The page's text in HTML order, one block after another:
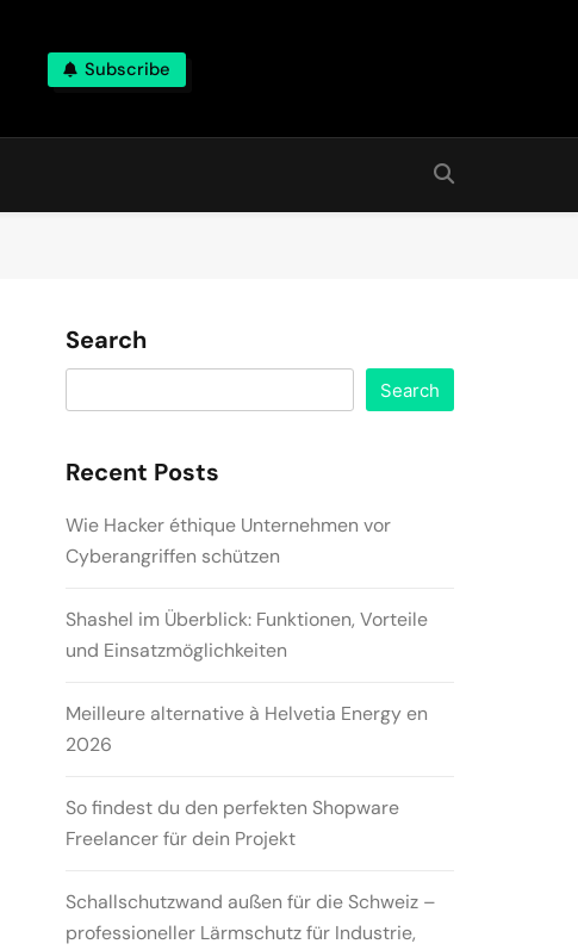
Subscribe
Search
Search
Recent Posts
Wie Hacker éthique Unternehmen vor
Cyberangriffen schützen
Shashel im Überblick: Funktionen, Vorteile
und Einsatzmöglichkeiten
Meilleure alternative à Helvetia Energy en
2026
So findest du den perfekten Shopware
Freelancer für dein Projekt
Schallschutzwand außen für die Schweiz –
professioneller Lärmschutz für Industrie,